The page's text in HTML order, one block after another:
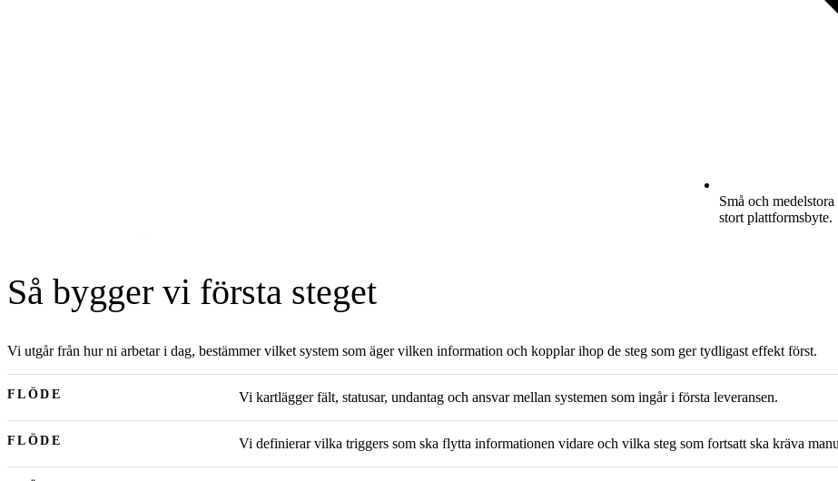
Små och
stort plattformsbyte.
Så bygger vi första steget
Vi utgår från hur ni arbetar i dag, bestämmer vilket system som äger vilken information och kopplar ihop de steg som ger tydligast effekt först.
FLÖDE Vi kartlägger fält, statusar, undantag och ansvar mellan systemen som ingår i första leveransen.
FLÖDE Vi definierar vilka triggers som ska flytta informationen vidare och vilka steg som fortsatt ska kräva